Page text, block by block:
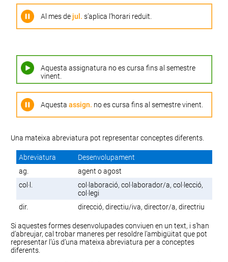
Al mes de jul. s’aplica l’horari reduït.
Aquesta assignatura no es cursa fins al semestre
vinent.
Aquesta assign. no es cursa fins al semestre vinent.
Una mateixa abreviatura pot representar conceptes diferents.
Abreviatura
Desenvolupament
ag.
agent o agost
col·l.
col·laboració, col·laborador/a, col·lecció,
col·legi
dir.
direcció, directiu/iva, director/a, directriu
Si aquestes formes desenvolupades conviuen en un text, i s’han
d’abreujar, cal trobar maneres per resoldre l’ambigüitat que pot
representar l’ús d’una mateixa abreviatura per a conceptes
diferents.